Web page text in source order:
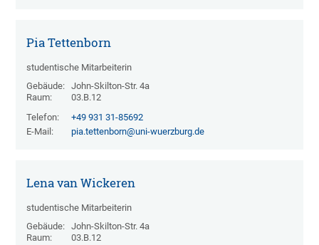
Pia Tettenborn
studentische Mitarbeiterin
Gebäude: John-Skilton-Str. 4a
Raum:
03.B.12
Telefon:
+49 931 31-85692
E-Mail:
pia.tettenborn@uni-wuerzburg.de
Lena van Wickeren
studentische Mitarbeiterin
Gebäude: John-Skilton-Str. 4a
Raum:
03.B.12